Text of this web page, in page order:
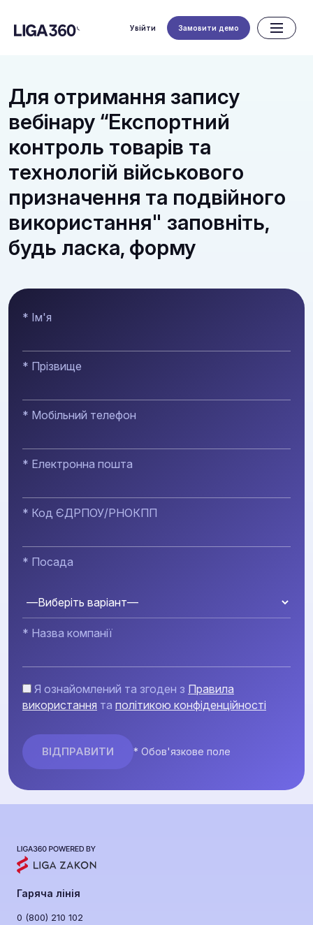
Увійти Замовити демо
Для отримання запису
вебінару “Експортний
контроль товарів та
технологій військового
призначення та подвійного
використання" заповніть,
будь ласка, форму
* Ім'я
* Прізвище
* Мобільний телефон
* Електронна пошта
* Код ЄДРПОУ/РНОКПП
* Посада
* Назва компанії
Я ознайомлений та згоден з Правила
використання та політикою конфіденційності
* Обов'язкове поле
Гаряча лінія
0 (800) 210 102